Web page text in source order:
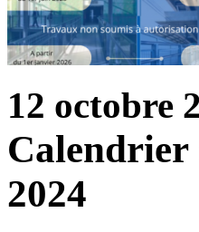
12 octobre
Calendrier
2024